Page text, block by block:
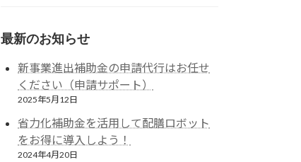
最新のお知らせ
新事業進出補助金の申請代行はお任せ
ください（申請サポート）
2025年5月12日
省力化補助金を活用して配膳ロボット
をお得に導入しよう！
2024年4月20日